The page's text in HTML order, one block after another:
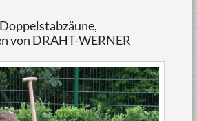
von DRAHT-WERNER